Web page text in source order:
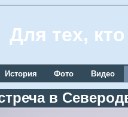
Для тех,
История Фото Видео
в